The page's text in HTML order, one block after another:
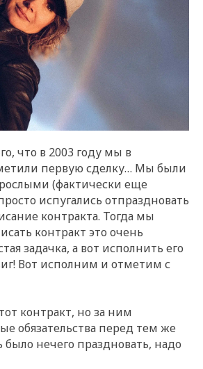
что в 2003 году мы в
первую сделку… Мы были
(фактически еще
испугались отпраздновать
контракта. Тогда мы
контракт это очень
задачка, а вот исполнить его
Вот исполним и отметим с
контракт, но за ним
обязательства перед тем же
нечего праздновать, надо